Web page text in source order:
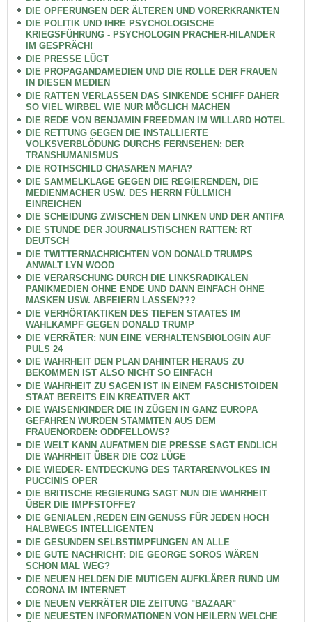
DIE OPFERUNGEN DER ÄLTEREN UND VORERKRANKTEN
DIE POLITIK UND IHRE PSYCHOLOGISCHE
KRIEGSFÜHRUNG - PSYCHOLOGIN PRACHER-HILANDER
IM GESPRÄCH!
DIE PRESSE LÜGT
DIE PROPAGANDAMEDIEN UND DIE ROLLE DER FRAUEN
IN DIESEN MEDIEN
DIE RATTEN VERLASSEN DAS SINKENDE SCHIFF DAHER
SO VIEL WIRBEL WIE NUR MÖGLICH MACHEN
DIE REDE VON BENJAMIN FREEDMAN IM WILLARD HOTEL
DIE RETTUNG GEGEN DIE INSTALLIERTE
VOLKSVERBLÖDUNG DURCHS FERNSEHEN: DER
TRANSHUMANISMUS
DIE ROTHSCHILD CHASAREN MAFIA?
DIE SAMMELKLAGE GEGEN DIE REGIERENDEN, DIE
MEDIENMACHER USW. DES HERRN FÜLLMICH
EINREICHEN
DIE SCHEIDUNG ZWISCHEN DEN LINKEN UND DER ANTIFA
DIE STUNDE DER JOURNALISTISCHEN RATTEN: RT
DEUTSCH
DIE TWITTERNACHRICHTEN VON DONALD TRUMPS
ANWALT LYN WOOD
DIE VERARSCHUNG DURCH DIE LINKSRADIKALEN
PANIKMEDIEN OHNE ENDE UND DANN EINFACH OHNE
MASKEN USW. ABFEIERN LASSEN???
DIE VERHÖRTAKTIKEN DES TIEFEN STAATES IM
WAHLKAMPF GEGEN DONALD TRUMP
DIE VERRÄTER: NUN EINE VERHALTENSBIOLOGIN AUF
PULS 24
DIE WAHRHEIT DEN PLAN DAHINTER HERAUS ZU
BEKOMMEN IST ALSO NICHT SO EINFACH
DIE WAHRHEIT ZU SAGEN IST IN EINEM FASCHISTOIDEN
STAAT BEREITS EIN KREATIVER AKT
DIE WAISENKINDER DIE IN ZÜGEN IN GANZ EUROPA
GEFAHREN WURDEN STAMMTEN AUS DEM
FRAUENORDEN: ODDFELLOWS?
DIE WELT KANN AUFATMEN DIE PRESSE SAGT ENDLICH
DIE WAHRHEIT ÜBER DIE CO2 LÜGE
DIE WIEDER- ENTDECKUNG DES TARTARENVOLKES IN
PUCCINIS OPER
DIE BRITISCHE REGIERUNG SAGT NUN DIE WAHRHEIT
ÜBER DIE IMPFSTOFFE?
DIE GENIALEN ,REDEN EIN GENUSS FÜR JEDEN HOCH
HALBWEGS INTELLIGENTEN
DIE GESUNDEN SELBSTIMPFUNGEN AN ALLE
DIE GUTE NACHRICHT: DIE GEORGE SOROS WÄREN
SCHON MAL WEG?
DIE NEUEN HELDEN DIE MUTIGEN AUFKLÄRER RUND UM
CORONA IM INTERNET
DIE NEUEN VERRÄTER DIE ZEITUNG "BAZAAR"
DIE NEUESTEN INFORMATIONEN VON HEILERN WELCHE